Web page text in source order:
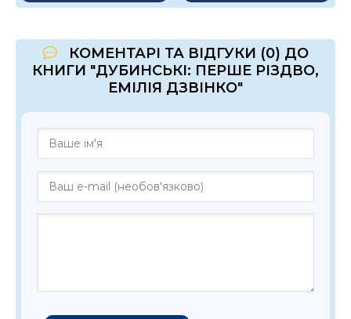
КОМЕНТАРІ ТА ВІДГУКИ (0) ДО
КНИГИ "ДУБИНСЬКІ: ПЕРШЕ РІЗДВО,
ЕМІЛІЯ ДЗВІНКО"